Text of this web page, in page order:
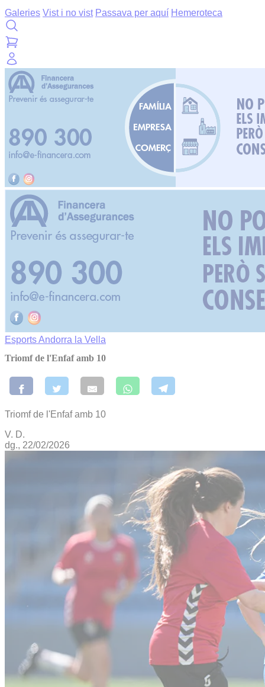
Galeries Vist i no vist Passava per aquí Hemeroteca
EsportsAndorra la Vella
Triomf de l'Enfaf amb 10
Triomf de l'Enfaf amb 10
V. D.
dg., 22/02/2026